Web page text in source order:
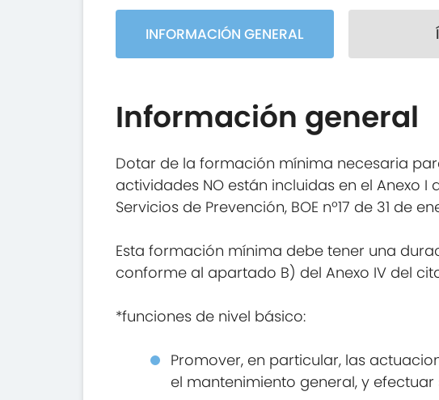
INFORMACIÓN GENERAL
Información general
Dotar de la formación mínima necesaria
actividades NO están incluidas en el Anexo I
Servicios de Prevención, BOE nº17 de 31 de
Esta formación mínima debe tener una
conforme al apartado B) del Anexo IV del
*funciones de nivel básico:
Promover, en particular, las
el mantenimiento general, y